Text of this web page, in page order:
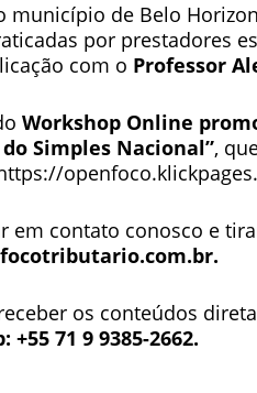
município de Belo
por prestadores
com o Professor
Workshop Online
Simples Nacional”,
em contato conosco e
.
os conteúdos
+55 71 9 9385-2662.